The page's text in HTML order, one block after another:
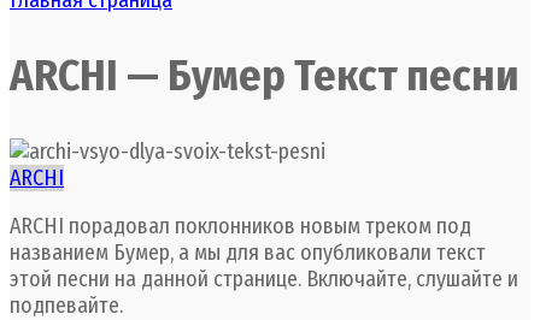
ARCHI — Бумер Текст песни
ARCHI
ARCHI порадовал поклонников новым треком под
названием Бумер, а мы для вас опубликовали текст
этой песни на данной странице. Включайте, слушайте и
подпевайте.